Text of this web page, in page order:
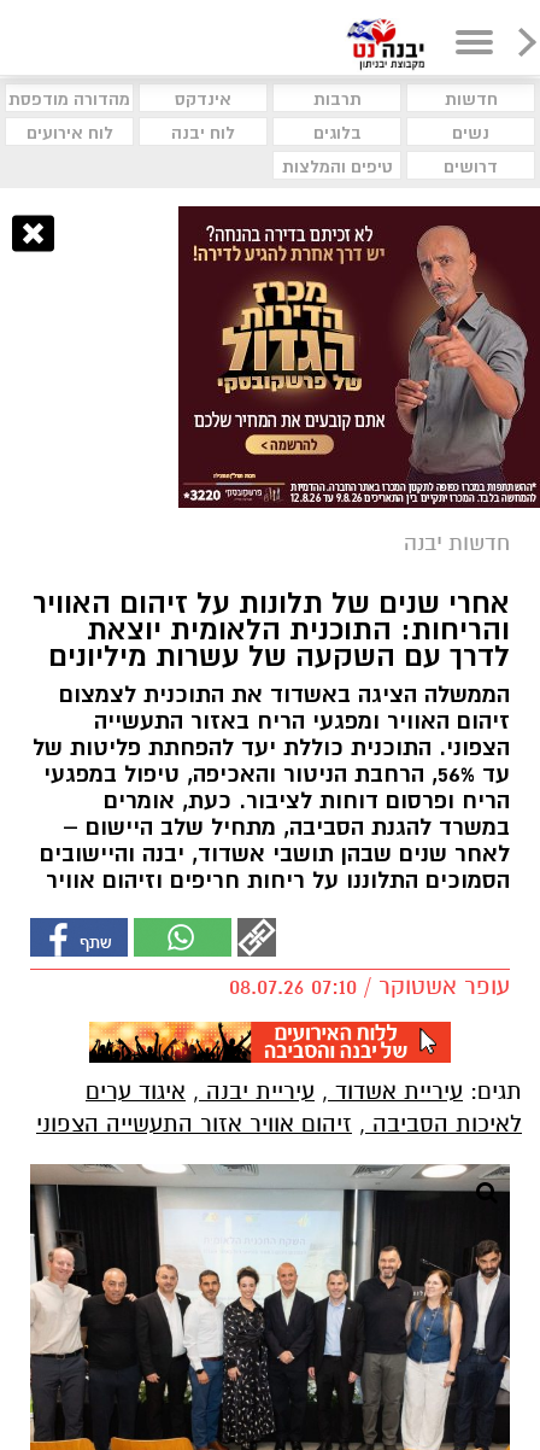
חדשות תרבות אינדקס
מהדורה מודפסת
נשים
בלוגים לוח יבנה
לוח אירועים
דרושים
טיפים והמלצות
חדשות יבנה
אחרי שנים של תלונות על זיהום האוויר
והריחות: התוכנית הלאומית יוצאת
לדרך עם השקעה של עשרות מיליונים
הממשלה הציגה באשדוד את התוכנית לצמצום
זיהום האוויר ומפגעי הריח באזור התעשייה
הצפוני. התוכנית כוללת יעד להפחתת פליטות של
עד 56%, הרחבת הניטור והאכיפה, טיפול במפגעי
הריח ופרסום דוחות לציבור. כעת, אומרים
במשרד להגנת הסביבה, מתחיל שלב היישום –
לאחר שנים שבהן תושבי אשדוד, יבנה והיישובים
הסמוכים התלוננו על ריחות חריפים וזיהום אוויר
עופר אשטוקר / 07:10 08.07.26
תגים: עיריית אשדוד , עיריית יבנה , איגוד ערים
לאיכות הסביבה , זיהום אוויר אזור התעשייה הצפוני